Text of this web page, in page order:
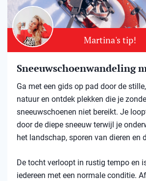
Martina's tip!
Sneeuwschoenwandeling
Ga met een gids op pad door de
natuur en ontdek plekken die je
sneeuwschoenen niet bereikt. Je
door de diepe sneeuw terwijl je
het landschap, sporen van dieren en
De tocht verloopt in rustig tempo en
iedereen met een normale conditie.